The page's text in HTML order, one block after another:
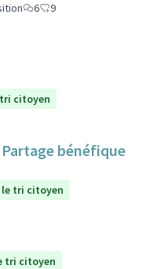
6
9
citoyen
bénéfique
le tri citoyen
tri citoyen